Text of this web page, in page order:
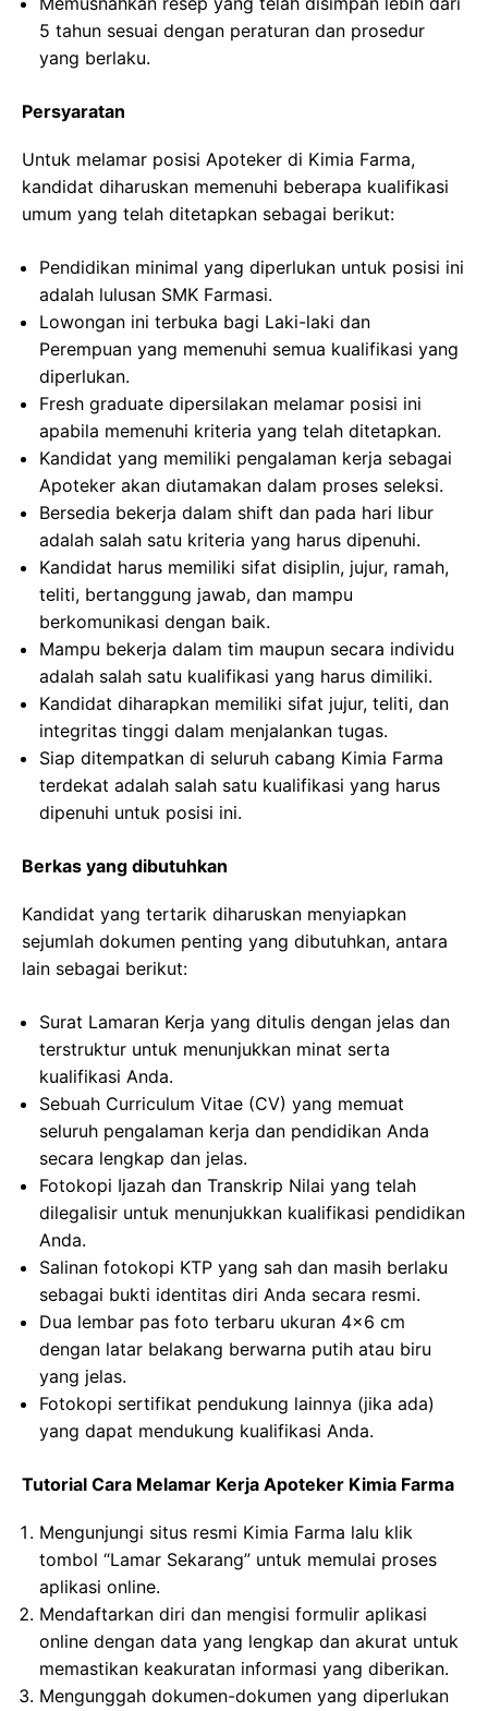
5 tahun sesuai dengan peraturan dan prosedur
yang berlaku.
Persyaratan
Untuk melamar posisi Apoteker di Kimia Farma,
kandidat diharuskan memenuhi beberapa kualifikasi
umum yang telah ditetapkan sebagai berikut:
Pendidikan minimal yang diperlukan untuk posisi ini
adalah lulusan SMK Farmasi.
Lowongan ini terbuka bagi Laki-laki dan
Perempuan yang memenuhi semua kualifikasi yang
diperlukan.
Fresh graduate dipersilakan melamar posisi ini
apabila memenuhi kriteria yang telah ditetapkan.
Kandidat yang memiliki pengalaman kerja sebagai
Apoteker akan diutamakan dalam proses seleksi.
Bersedia bekerja dalam shift dan pada hari libur
adalah salah satu kriteria yang harus dipenuhi.
Kandidat harus memiliki sifat disiplin, jujur, ramah,
teliti, bertanggung jawab, dan mampu
berkomunikasi dengan baik.
Mampu bekerja dalam tim maupun secara individu
adalah salah satu kualifikasi yang harus dimiliki.
Kandidat diharapkan memiliki sifat jujur, teliti, dan
integritas tinggi dalam menjalankan tugas.
Siap ditempatkan di seluruh cabang Kimia Farma
terdekat adalah salah satu kualifikasi yang harus
dipenuhi untuk posisi ini.
Berkas yang dibutuhkan
Kandidat yang tertarik diharuskan menyiapkan
sejumlah dokumen penting yang dibutuhkan, antara
lain sebagai berikut:
Surat Lamaran Kerja yang ditulis dengan jelas dan
terstruktur untuk menunjukkan minat serta
kualifikasi Anda.
Sebuah Curriculum Vitae (CV) yang memuat
seluruh pengalaman kerja dan pendidikan Anda
secara lengkap dan jelas.
Fotokopi Ijazah dan Transkrip Nilai yang telah
dilegalisir untuk menunjukkan kualifikasi pendidikan
Anda.
Salinan fotokopi KTP yang sah dan masih berlaku
sebagai bukti identitas diri Anda secara resmi.
Dua lembar pas foto terbaru ukuran 4×6 cm
dengan latar belakang berwarna putih atau biru
yang jelas.
Fotokopi sertifikat pendukung lainnya (jika ada)
yang dapat mendukung kualifikasi Anda.
Tutorial Cara Melamar Kerja Apoteker Kimia Farma
Mengunjungi situs resmi Kimia Farma lalu klik
tombol “Lamar Sekarang” untuk memulai proses
aplikasi online.
Mendaftarkan diri dan mengisi formulir aplikasi
online dengan data yang lengkap dan akurat untuk
memastikan keakuratan informasi yang diberikan.
Mengunggah dokumen-dokumen yang diperlukan